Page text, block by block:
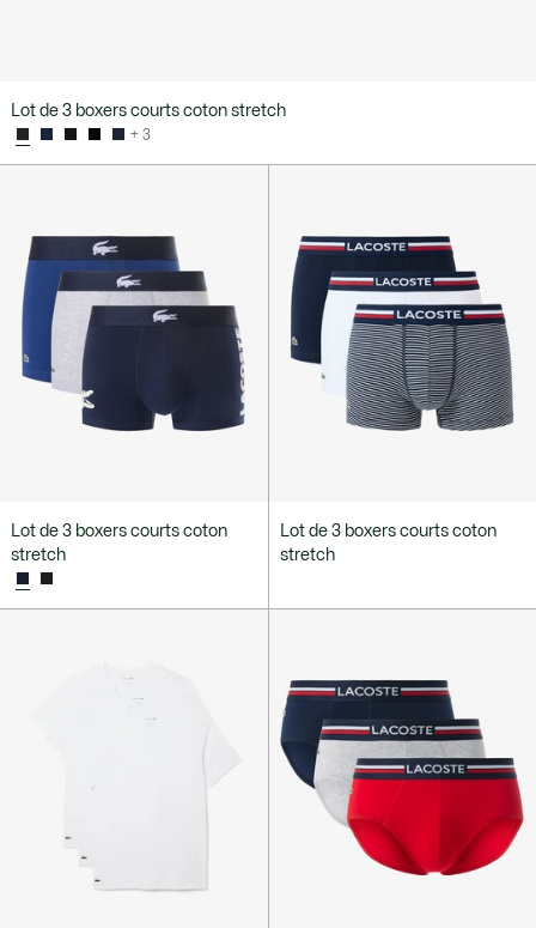
Lot de 3 boxers courts coton stretch
+ 3
Lot de 3 boxers courts coton
stretch
Lot de 3 boxers courts coton
stretch